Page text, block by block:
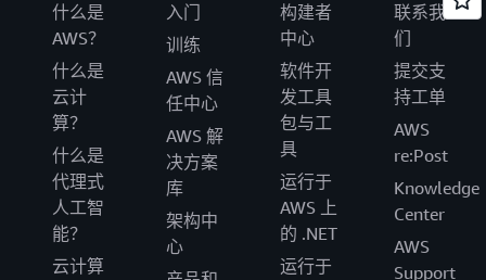
什么是
AWS？
什么是
云计
算？
什么是
代理式
人工智
能？
云计算
入门
训练
AWS 信
任中心
AWS 解
决方案
库
架构中
心
构建者
中心
软件开
发工具
包与工
具
运行于
AWS 上
的 .NET
运行于
联系我
们
提交支
持工单
AWS
re:Post
Knowledge
Center
AWS
Support